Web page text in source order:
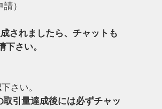
）
されましたら、チャットも
下さい。
さい。
引量達成後には必ずチャッ